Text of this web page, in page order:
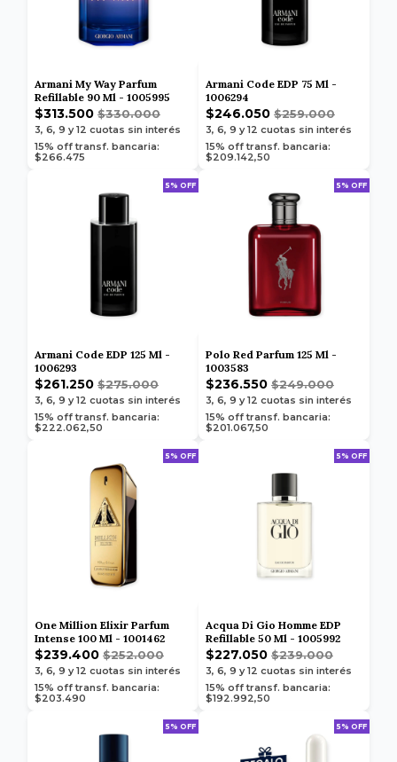
Armani My Way Parfum
Refillable 90 Ml - 1005995
$313.500 $330.000
3, 6, 9 y 12 cuotas sin interés
15% off transf. bancaria:
$266.475
Armani Code EDP 75 Ml -
1006294
$246.050 $259.000
3, 6, 9 y 12 cuotas sin interés
15% off transf. bancaria:
$209.142,50
5% OFF
Armani Code EDP 125 Ml -
1006293
$261.250 $275.000
3, 6, 9 y 12 cuotas sin interés
15% off transf. bancaria:
$222.062,50
5% OFF
Polo Red Parfum 125 Ml -
1003583
$236.550 $249.000
3, 6, 9 y 12 cuotas sin interés
15% off transf. bancaria:
$201.067,50
5% OFF
One Million Elixir Parfum
Intense 100 Ml - 1001462
$239.400 $252.000
3, 6, 9 y 12 cuotas sin interés
15% off transf. bancaria:
$203.490
5% OFF
Acqua Di Gio Homme EDP
Refillable 50 Ml - 1005992
$227.050 $239.000
3, 6, 9 y 12 cuotas sin interés
15% off transf. bancaria:
$192.992,50
5% OFF 5% OFF